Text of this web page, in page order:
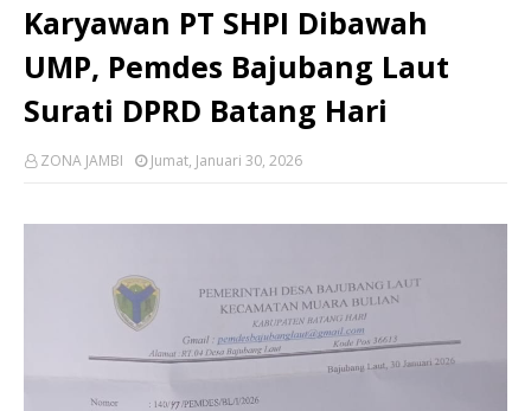
Karyawan PT SHPI Dibawah
UMP, Pemdes Bajubang Laut
Surati DPRD Batang Hari
ZONA JAMBI Jumat, Januari 30, 2026